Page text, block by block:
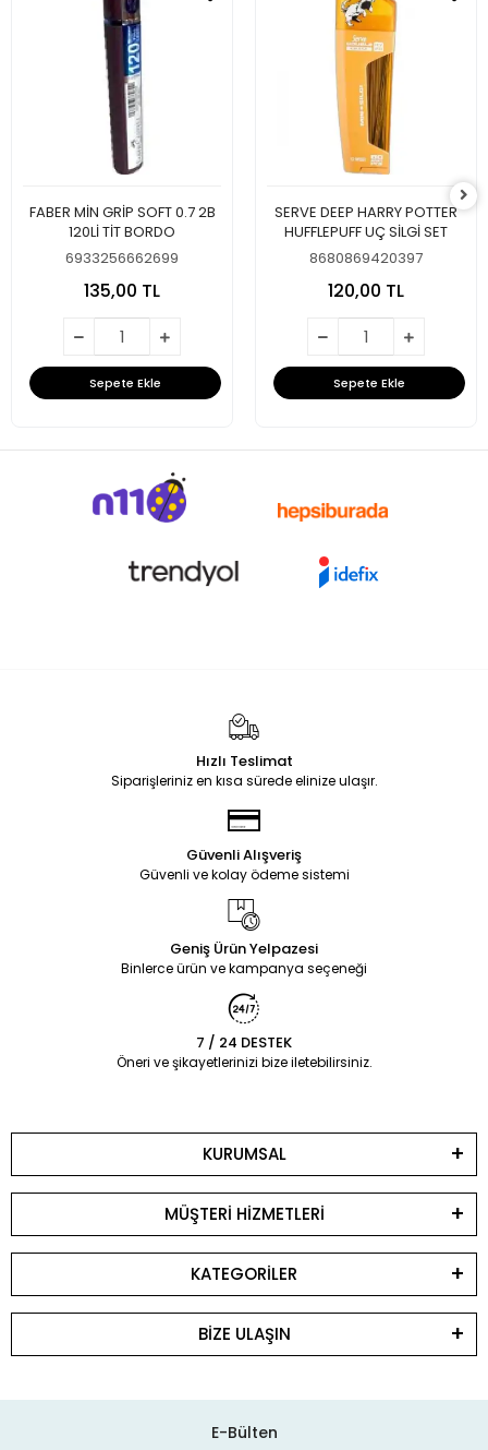
FABER MİN GRİP SOFT 0.7 2B
120Lİ TİT BORDO
6933256662699
135,00 TL
Sepete Ekle
SERVE DEEP HARRY POTTER
HUFFLEPUFF UÇ SİLGİ SET
8680869420397
120,00 TL
Sepete Ekle
Hızlı Teslimat
Siparişleriniz en kısa sürede elinize ulaşır.
Güvenli Alışveriş
Güvenli ve kolay ödeme sistemi
Geniş Ürün Yelpazesi
Binlerce ürün ve kampanya seçeneği
7 / 24 DESTEK
Öneri ve şikayetlerinizi bize iletebilirsiniz.
KURUMSAL
MÜŞTERİ HİZMETLERİ
KATEGORİLER
BİZE ULAŞIN
E-Bülten